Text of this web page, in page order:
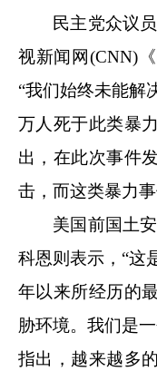
民主党众议员
视新闻网(CNN)
“我们始终未能解
万人死于此类暴
出，在此次事件
击，而这类暴力
美国前国土安
科恩则表示，“这
年以来所经历的
胁环境。我们是
指出，越来越多